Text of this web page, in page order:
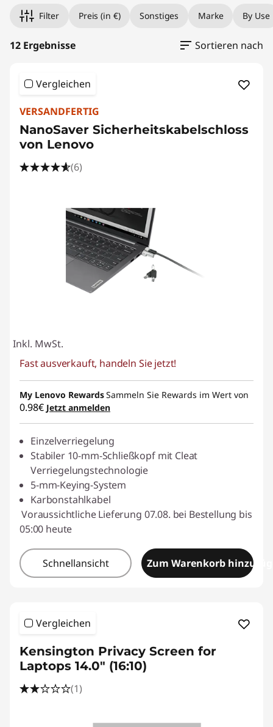
Filter Preis (in €) Sonstiges Marke By Use
12 Ergebnisse Sortieren nach
Vergleichen
VERSANDFERTIG
NanoSaver Sicherheitskabelschloss
von Lenovo
(6)
Inkl. MwSt.
Fast ausverkauft, handeln Sie jetzt!
My Lenovo RewardsSammeln Sie Rewards im Wert von
0.98€ Jetzt anmelden
Einzelverriegelung
Stabiler 10-mm-Schließkopf mit Cleat
Verriegelungstechnologie
5-mm-Keying-System
Karbonstahlkabel
Voraussichtliche Lieferung 07.08. bei Bestellung bis
05:00 heute
Schnellansicht Zum Warenkorb
Vergleichen
Kensington Privacy Screen for
Laptops 14.0" (16:10)
(1)